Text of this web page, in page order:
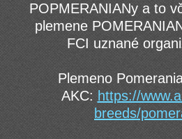
POPMERANIANy a to
plemene
FCI uznané
Plemeno
AKC:https://
breeds/